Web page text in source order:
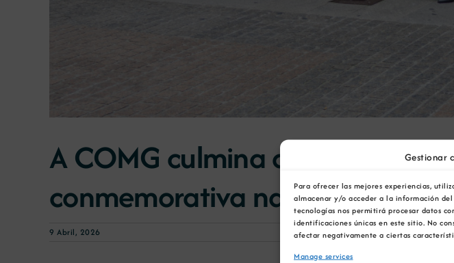
Gestionar
Para ofrecer las mejores experiencias,
almacenar y/o acceder a la información
tecnologías nos permitirá procesar datos
identificaciones únicas en este sitio. No
afectar negativamente a ciertas
Manage services
A COMG culmina a
conmemorativa na súa
9 Abril, 2026